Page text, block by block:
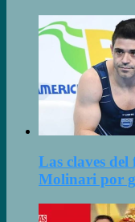
Las claves
Molinari por